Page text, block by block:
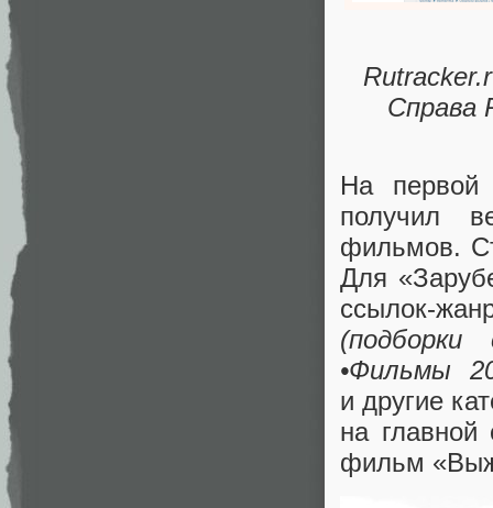
Справа
На первой
получил
фильмов.
Для «
ссылок-
(подборки
•Фильмы
и другие
на главной
фильм «